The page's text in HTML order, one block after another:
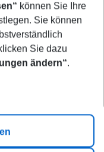
können Sie Ihre
Sie können
Sie dazu
ändern“.